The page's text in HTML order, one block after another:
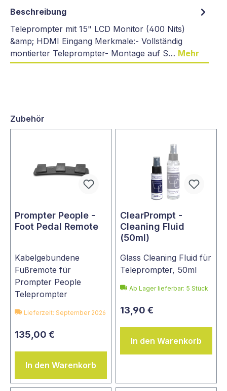
Beschreibung
Teleprompter mit 15" LCD Monitor (400 Nits)
&amp; HDMI Eingang Merkmale:- Vollständig
montierter Teleprompter- Montage auf S… Mehr
Zubehör
Prompter People -
Foot Pedal Remote
Kabelgebundene
Fußremote für
Prompter People
Teleprompter
Lieferzeit: September 2026
135,00 €
In den Warenkorb
ClearPrompt -
Cleaning Fluid
(50ml)
Glass Cleaning Fluid für
Teleprompter, 50ml
Ab Lager lieferbar: 5 Stück
13,90 €
In den Warenkorb